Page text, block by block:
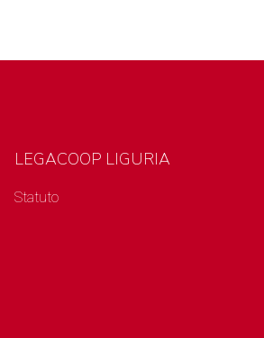
LEGACOOP LIGURIA
Statuto